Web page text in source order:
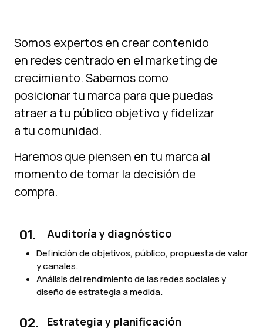
Somos expertos en crear contenido
en redes centrado en el marketing de
crecimiento. Sabemos como
posicionar tu marca para que puedas
atraer a tu público objetivo y fidelizar
a tu comunidad.
Haremos que piensen en tu marca al
momento de tomar la decisión de
compra.
01. Auditoría y diagnóstico
Definición de objetivos, público, propuesta de valor
y canales.
Análisis del rendimiento de las redes sociales y
diseño de estrategia a medida.
02. Estrategia y planificación